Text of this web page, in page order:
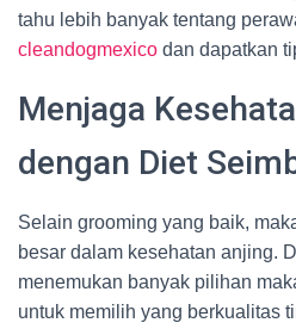
tahu lebih banyak tentang
cleandogmexico dan dapatkan
Menjaga
dengan Diet
Selain grooming yang baik,
besar dalam kesehatan anjing.
menemukan banyak pilihan
untuk memilih yang berkualitas